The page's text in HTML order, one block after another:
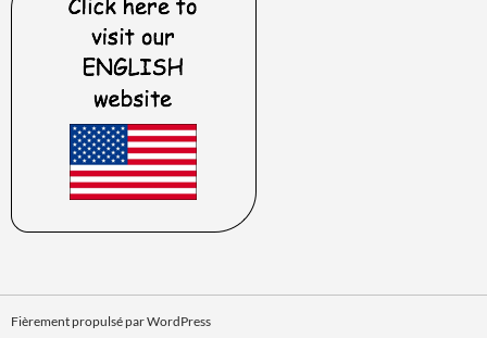
Fièrement propulsé par WordPress